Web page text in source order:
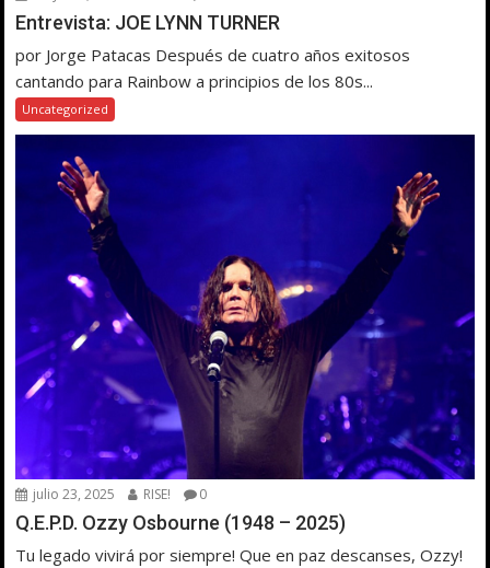
Entrevista: JOE LYNN TURNER
por Jorge Patacas Después de cuatro años exitosos
cantando para Rainbow a principios de los 80s...
Uncategorized
julio 23, 2025 RISE! 0
Q.E.P.D. Ozzy Osbourne (1948 – 2025)
Tu legado vivirá por siempre! Que en paz descanses, Ozzy!